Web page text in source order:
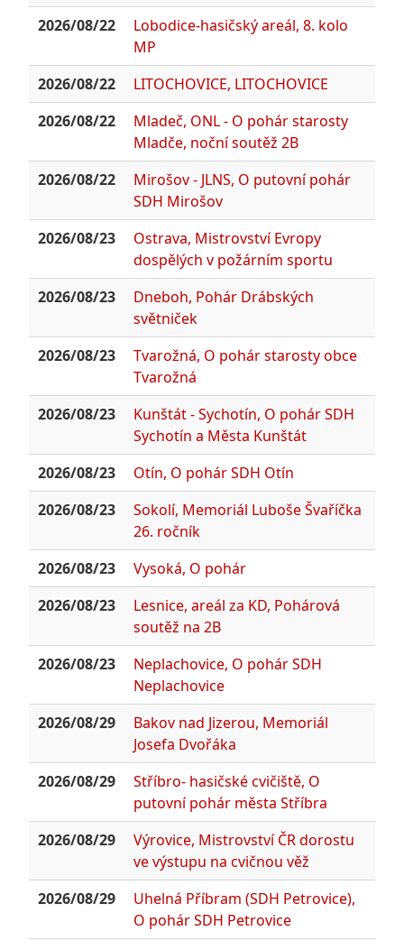
2026/08/22
Lobodice-hasičský areál, 8. kolo
MP
2026/08/22
LITOCHOVICE, LITOCHOVICE
2026/08/22
Mladeč, ONL - O pohár starosty
Mladče, noční soutěž 2B
2026/08/22
Mirošov - JLNS, O putovní pohár
SDH Mirošov
2026/08/23
Ostrava, Mistrovství Evropy
dospělých v požárním sportu
2026/08/23
Dneboh, Pohár Drábských
světniček
2026/08/23
Tvarožná, O pohár starosty obce
Tvarožná
2026/08/23
Kunštát - Sychotín, O pohár SDH
Sychotín a Města Kunštát
2026/08/23
Otín, O pohár SDH Otín
2026/08/23
Sokolí, Memoriál Luboše Švaříčka
26. ročník
2026/08/23
Vysoká, O pohár
2026/08/23
Lesnice, areál za KD, Pohárová
soutěž na 2B
2026/08/23
Neplachovice, O pohár SDH
Neplachovice
2026/08/29
Bakov nad Jizerou, Memoriál
Josefa Dvořáka
2026/08/29
Stříbro- hasičské cvičiště, O
putovní pohár města Stříbra
2026/08/29
Výrovice, Mistrovství ČR dorostu
ve výstupu na cvičnou věž
2026/08/29
Uhelná Příbram (SDH Petrovice),
O pohár SDH Petrovice